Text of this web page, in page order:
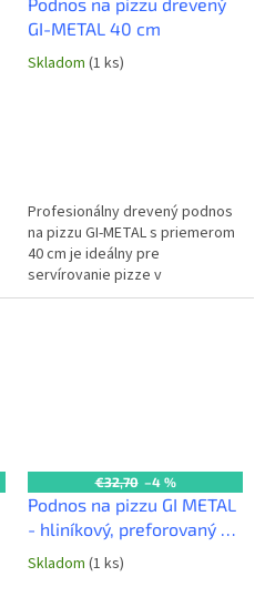
Podnos na pizzu drevený
GI-METAL 40 cm
Skladom (1 ks)
Profesionálny drevený podnos
na pizzu GI-METAL s priemerom
40 cm je ideálny pre
servírovanie pizze v
reštauráciách a pizzeriách. Jeho
€32,70 –4 %
Podnos na pizzu GI METAL
- hliníkový, preforovaný -
40x60 cm
Skladom (1 ks)